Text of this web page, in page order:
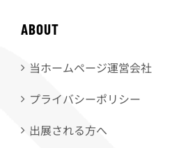
ABOUT
当ホームページ運営会社
プライバシーポリシー
出展される方へ